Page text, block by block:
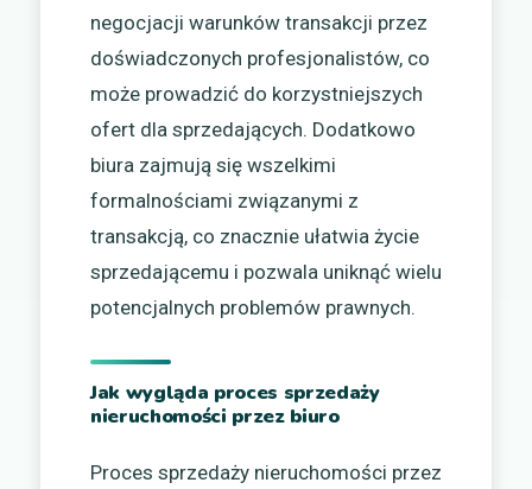
negocjacji warunków transakcji przez
doświadczonych profesjonalistów, co
może prowadzić do korzystniejszych
ofert dla sprzedających. Dodatkowo
biura zajmują się wszelkimi
formalnościami związanymi z
transakcją, co znacznie ułatwia życie
sprzedającemu i pozwala uniknąć wielu
potencjalnych problemów prawnych.
Jak wygląda proces sprzedaży
nieruchomości przez biuro
Proces sprzedaży nieruchomości przez